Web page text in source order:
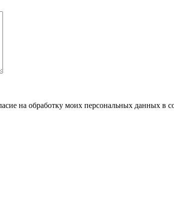
на обработку моих персональных данных в